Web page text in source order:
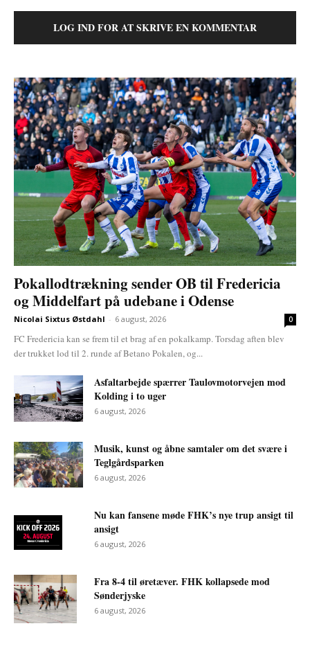
LOG IND FOR AT SKRIVE EN KOMMENTAR
Pokallodtrækning sender OB til Fredericia
og Middelfart på udebane i Odense
Nicolai Sixtus Østdahl - 6 august, 2026 0
FC Fredericia kan se frem til et brag af en pokalkamp. Torsdag aften blev
der trukket lod til 2. runde af Betano Pokalen, og...
Asfaltarbejde spærrer Taulovmotorvejen mod
Kolding i to uger
6 august, 2026
Musik, kunst og åbne samtaler om det svære i
Teglgårdsparken
6 august, 2026
Nu kan fansene møde FHK’s nye trup ansigt til
ansigt
6 august, 2026
Fra 8-4 til øretæver. FHK kollapsede mod
Sønderjyske
6 august, 2026